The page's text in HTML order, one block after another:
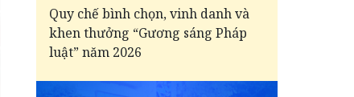
Quy chế bình chọn, vinh danh và
khen thưởng “Gương sáng Pháp
luật” năm 2026